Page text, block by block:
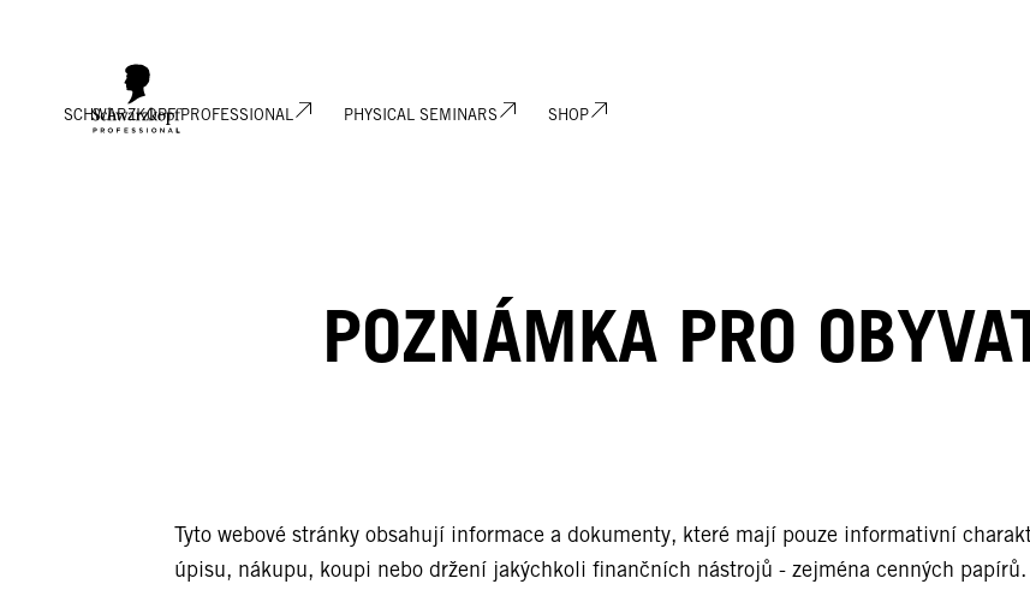
SCHWARZKOPF PROFESSIONAL PHYSICAL SEMINARS SHOP
POZNÁMKA PRO
Tyto webové stránky obsahují informace a dokumenty, které mají pouze informativní
úpisu, nákupu, koupi nebo držení jakýchkoli finančních nástrojů - zejména cenných